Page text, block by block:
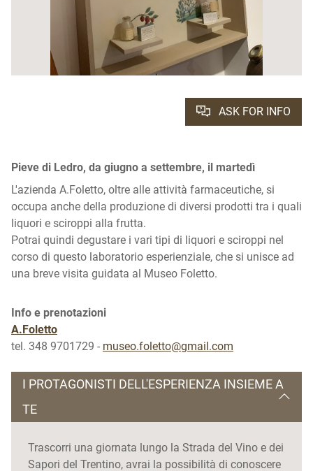
ASK FOR INFO
Pieve di Ledro, da giugno a settembre, il martedì
L'azienda A.Foletto, oltre alle attività farmaceutiche, si
occupa anche della produzione di diversi prodotti tra i quali
liquori e sciroppi alla frutta.
Potrai quindi degustare i vari tipi di liquori e sciroppi nel
corso di questo laboratorio esperienziale, che si unisce ad
una breve visita guidata al Museo Foletto.
Info e prenotazioni
A.Foletto
tel. 348 9701729 - museo.foletto@gmail.com
I PROTAGONISTI DELL'ESPERIENZA INSIEME A
TE
Trascorri una giornata lungo la Strada del Vino e dei
Sapori del Trentino, avrai la possibilità di conoscere